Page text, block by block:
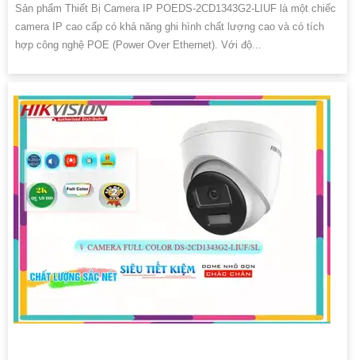
Sản phẩm Thiết Bị Camera IP POEDS-2CD1343G2-LIUF là một chiếc
camera IP cao cấp có khả năng ghi hình chất lượng cao và có tích
hợp công nghệ POE (Power Over Ethernet). Với độ...